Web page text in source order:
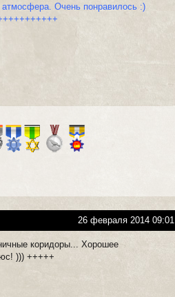
Очень понравилось :)
26 февраля 2014 09:01
коридоры... Хорошее
))) +++++